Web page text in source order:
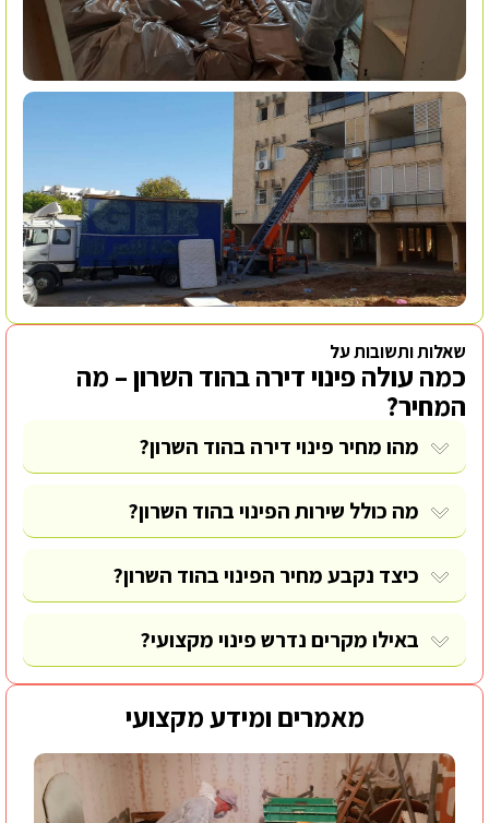
שאלות ותשובות על
כמה עולה פינוי דירה בהוד השרון – מה
המחיר?
מהו מחיר פינוי דירה בהוד השרון?
מה כולל שירות הפינוי בהוד השרון?
כיצד נקבע מחיר הפינוי בהוד השרון?
באילו מקרים נדרש פינוי מקצועי?
מאמרים ומידע מקצועי